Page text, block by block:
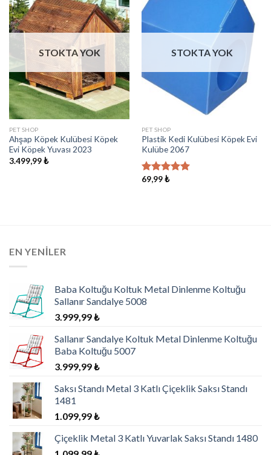
İstek
Listeme
Ekle
STOKTA YOK
PET SHOP
Ahşap Köpek Kulübesi Köpek
Evi Köpek Yuvası 2023
3.499,99₺
İstek
Listeme
STOKTA YOK
PET SHOP
Plastik Kedi Kulübesi Köpek Evi
Kulübe 2067
5 üzerinden
69,99₺
EN YENILER
Baba Koltuğu Koltuk Metal Dinlenme Koltuğu
Sallanır Sandalye 5008
3.999,99₺
Sallanır Sandalye Koltuk Metal Dinlenme Koltuğu
Baba Koltuğu 5007
3.999,99₺
Saksı Standı Metal 3 Katlı Çiçeklik Saksı Standı
1481
1.099,99₺
Çiçeklik Metal 3 Katlı Yuvarlak Saksı Standı 1480